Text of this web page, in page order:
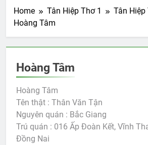
Home Tân Hiệp Thơ 1
Tân Hiệp
Hoàng Tâm
Hoàng Tâm
Hoàng Tâm
Tên thật : Thân Văn Tận
Nguyên quán : Bắc Giang
Trú quán : 016 Ấp Đoàn Kết, Vĩnh
Đồng Nai